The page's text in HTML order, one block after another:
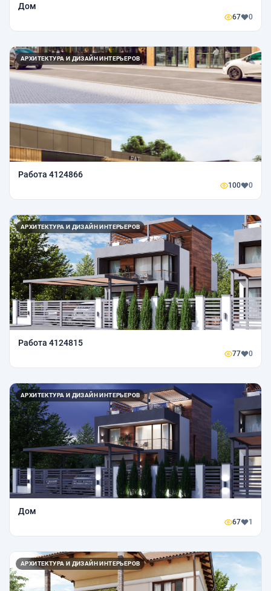
Дом
67 0
АРХИТЕКТУРА И ДИЗАЙН ИНТЕРЬЕРОВ
Работа 4124866
100 0
АРХИТЕКТУРА И ДИЗАЙН ИНТЕРЬЕРОВ
Работа 4124815
77 0
АРХИТЕКТУРА И ДИЗАЙН ИНТЕРЬЕРОВ
Дом
67 1
АРХИТЕКТУРА И ДИЗАЙН ИНТЕРЬЕРОВ